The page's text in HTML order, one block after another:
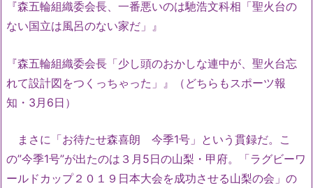
『森五輪組織委会長、一番悪いのは馳浩文科相「聖火台の
ない国立は風呂のない家だ」』
『森五輪組織委会長「少し頭のおかしな連中が、聖火台忘
れて設計図をつくっちゃった」』（どちらもスポーツ報
知・3月6日）
まさに「お待たせ森喜朗 今季1号」という貫録だ。こ
の”今季1号”が出たのは３月5日の山梨・甲府。「ラグビーワ
ールドカップ２０１９日本大会を成功させる山梨の会」の